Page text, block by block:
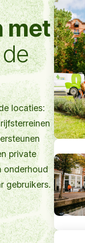
met
locaties:
private
onderhoud
gebruikers.